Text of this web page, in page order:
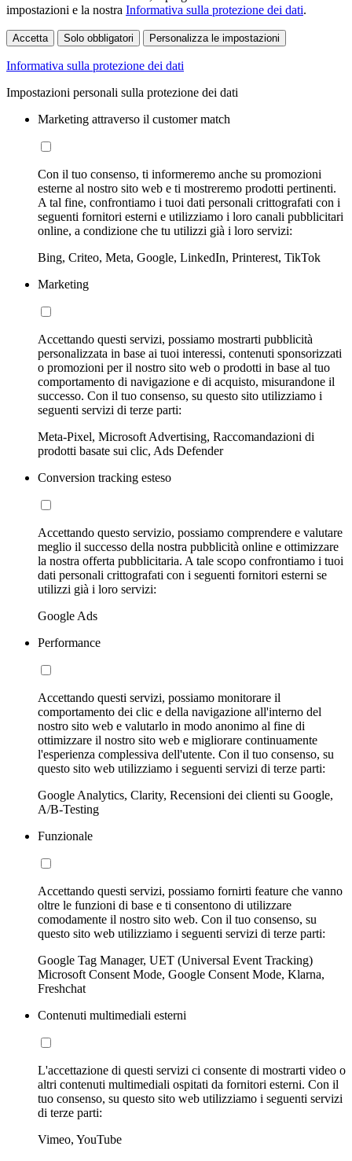
impostazioni e la nostra Informativa sulla protezione dei dati.
Accetta Solo obbligatori Personalizza le impostazioni
Informativa sulla protezione dei dati
Impostazioni personali sulla protezione dei dati
Marketing attraverso il customer match
Con il tuo consenso, ti informeremo anche su promozioni
esterne al nostro sito web e ti mostreremo prodotti pertinenti.
A tal fine, confrontiamo i tuoi dati personali crittografati con i
seguenti fornitori esterni e utilizziamo i loro canali pubblicitari
online, a condizione che tu utilizzi già i loro servizi:
Bing, Criteo, Meta, Google, LinkedIn, Printerest, TikTok
Marketing
Accettando questi servizi, possiamo mostrarti pubblicità
personalizzata in base ai tuoi interessi, contenuti sponsorizzati
o promozioni per il nostro sito web o prodotti in base al tuo
comportamento di navigazione e di acquisto, misurandone il
successo. Con il tuo consenso, su questo sito utilizziamo i
seguenti servizi di terze parti:
Meta-Pixel, Microsoft Advertising, Raccomandazioni di
prodotti basate sui clic, Ads Defender
Conversion tracking esteso
Accettando questo servizio, possiamo comprendere e valutare
meglio il successo della nostra pubblicità online e ottimizzare
la nostra offerta pubblicitaria. A tale scopo confrontiamo i tuoi
dati personali crittografati con i seguenti fornitori esterni se
utilizzi già i loro servizi:
Google Ads
Performance
Accettando questi servizi, possiamo monitorare il
comportamento dei clic e della navigazione all'interno del
nostro sito web e valutarlo in modo anonimo al fine di
ottimizzare il nostro sito web e migliorare continuamente
l'esperienza complessiva dell'utente. Con il tuo consenso, su
questo sito web utilizziamo i seguenti servizi di terze parti:
Google Analytics, Clarity, Recensioni dei clienti su Google,
A/B-Testing
Funzionale
Accettando questi servizi, possiamo fornirti feature che vanno
oltre le funzioni di base e ti consentono di utilizzare
comodamente il nostro sito web. Con il tuo consenso, su
questo sito web utilizziamo i seguenti servizi di terze parti:
Google Tag Manager, UET (Universal Event Tracking)
Microsoft Consent Mode, Google Consent Mode, Klarna,
Freshchat
Contenuti multimediali esterni
L'accettazione di questi servizi ci consente di mostrarti video o
altri contenuti multimediali ospitati da fornitori esterni. Con il
tuo consenso, su questo sito web utilizziamo i seguenti servizi
di terze parti:
Vimeo, YouTube